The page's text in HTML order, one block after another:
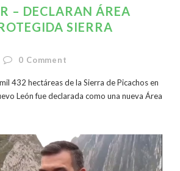
– DECLARAN ÁREA
SIERRA
0 Comment
432 hectáreas de la Sierra de Picachos en
León fue declarada como una nueva Área